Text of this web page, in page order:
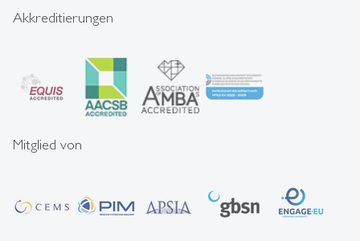
Akkreditierungen
Mitglied von